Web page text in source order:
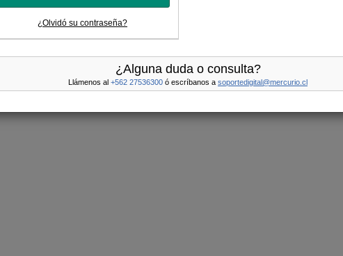
¿Olvidó su contraseña?
¿Alguna duda o consulta?
Llámenos al +562 27536300 ó escríbanos a soportedigital@mercurio.cl